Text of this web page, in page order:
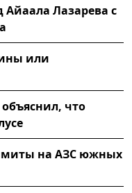
Лазарева с
или
что
на АЗС южных